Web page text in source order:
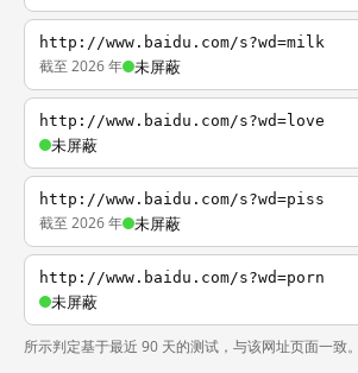
http://www.baidu.com/s?wd=milk
截至 2026 年 未屏蔽
http://www.baidu.com/s?wd=love
未屏蔽
http://www.baidu.com/s?wd=piss
截至 2026 年 未屏蔽
http://www.baidu.com/s?wd=porn
未屏蔽
所示判定基于最近 90 天的测试，与该网址页面一致。